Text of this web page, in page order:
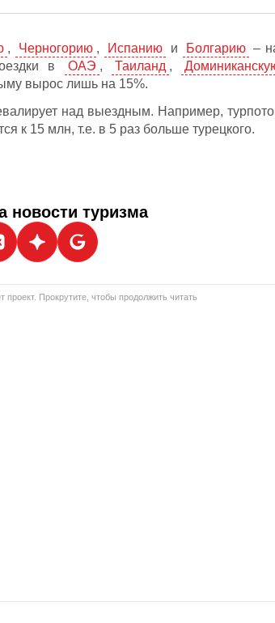
, Черногорию , Испанию и Болгарию –
в
ОАЭ , Таиланд ,
вырос лишь на 15%.
над выездным. Например,
к 15 млн, т.е. в 5 раз больше турецкого.
новости туризма
Прокрутите, чтобы продолжить читать